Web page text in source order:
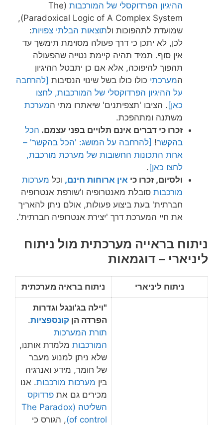
ההיגיון הפרדוקסלי של המורכבות (The
Paradoxical Logic of A Complex System),
שמועדת לתהפוכות ולתוצאות הבלתי צפויות:
לכן, לא יתכן כי דרך פעולה מסוימת תימשך עד
אין סוף. תמיד תהיה קיימת נטייה שהפעולה
תהפוך להיפוכה, אלא אם כן יתבטל ההיגיון
המערכתי כולו כולו בשל שינוי הנסיבות [להרחבה
על ההיגיון הפרדוקסלי של המורכבות, לחצו
כאן] . הציבו 'תצפיתנים' שיאתרו מתי המערכת
משתנה ומתהפכת.
זכרו כי דברים אינם תלויים בפני עצמם. הכל
בהקשר! [להרחבה על המושג: 'הכל בהקשר' –
אחת התכונות החשובות של מערכת מורכבת,
לחצו כאן] .
ולסיום, זכרו כי אין ארוחות חינם, וכל מערכות
מורכבות סובלת מאנטרופיה ו'שורפת אנטרופיה
חברתית' בעת ביצוע פעולות, אולם ניתן להאריך
את חיי המערכת דרך 'יצירת אנטרופיה חברתית'.
ניתוח בראייה מערכתית מול ניתוח
ליניארי – דוגמאות
ניתוח ליניארי ניתוח בראיה מערכתית
"וילה בג'ונגל וגדרות
הפרדה הן קונספציות.
תורת המערכות
המורכבות מלמדת אותנו,
שלא ניתן למנוע מעבר
של חומר, מידע ואנרגיה
בין מערכות מורכבות. אנו
מכירים גם את פרדוקס
השליטה (The Paradox
of control) , הגורס כי